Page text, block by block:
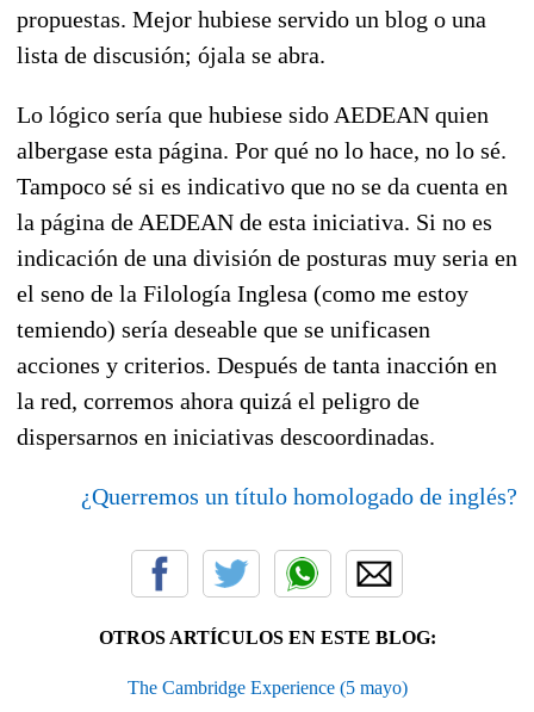
propuestas. Mejor hubiese servido un blog o una
lista de discusión; ójala se abra.
Lo lógico sería que hubiese sido AEDEAN quien
albergase esta página. Por qué no lo hace, no lo sé.
Tampoco sé si es indicativo que no se da cuenta en
la página de AEDEAN de esta iniciativa. Si no es
indicación de una división de posturas muy seria en
el seno de la Filología Inglesa (como me estoy
temiendo) sería deseable que se unificasen
acciones y criterios. Después de tanta inacción en
la red, corremos ahora quizá el peligro de
dispersarnos en iniciativas descoordinadas.
¿Querremos un título homologado de inglés?
OTROS ARTÍCULOS EN ESTE BLOG:
The Cambridge Experience (5 mayo)